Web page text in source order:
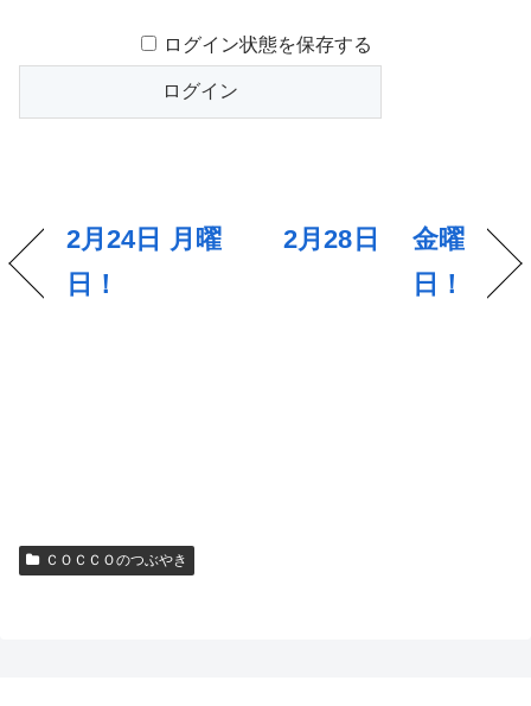
ログイン状態を保存する
2月24日 月曜
日！
2月28日 金曜
日！
ＣＯＣＣＯのつぶやき